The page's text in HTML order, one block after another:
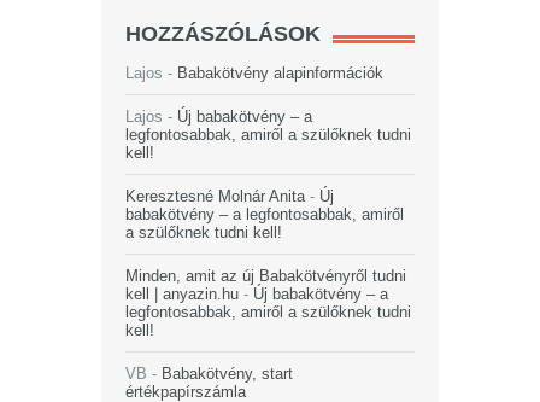
HOZZÁSZÓLÁSOK
Lajos - Babakötvény alapinformációk
Lajos - Új babakötvény – a
legfontosabbak, amiről a szülőknek tudni
kell!
Keresztesné Molnár Anita- Új
babakötvény – a legfontosabbak, amiről
a szülőknek tudni kell!
Minden, amit az új Babakötvényről tudni
kell | anyazin.hu - Új babakötvény – a
legfontosabbak, amiről a szülőknek tudni
kell!
VB - Babakötvény, start
értékpapírszámla